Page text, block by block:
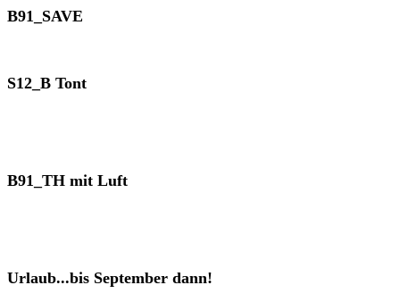
B91_SAVE
S12_B Tont
B91_TH mit Luft
Urlaub...bis September dann!